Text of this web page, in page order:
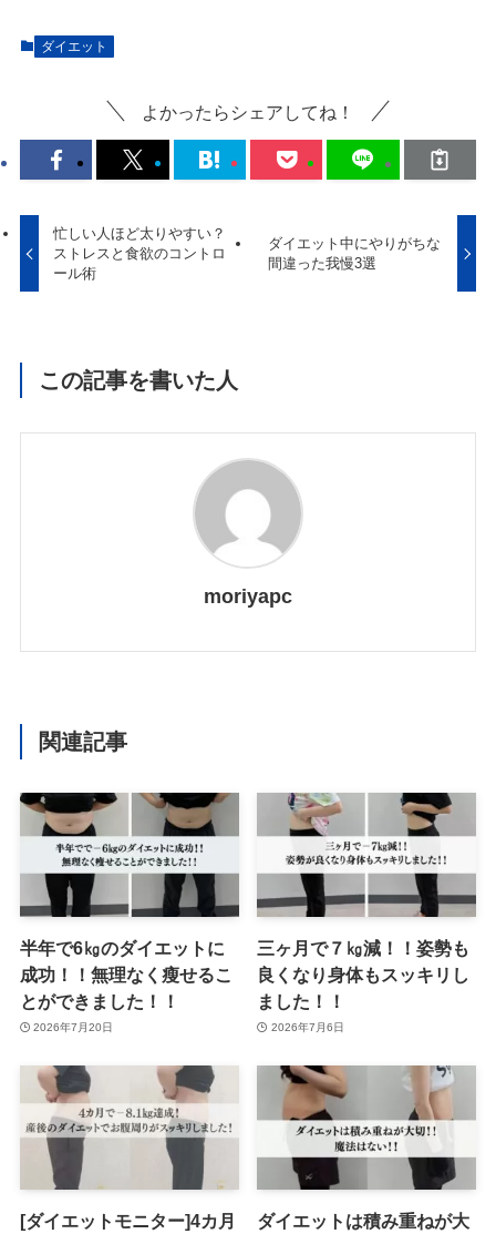
ダイエット
よかったらシェアしてね！
忙しい人ほど太りやすい？
ストレスと食欲のコントロ
ール術
ダイエット中にやりがちな
間違った我慢3選
この記事を書いた人
moriyapc
関連記事
半年で6㎏のダイエットに
成功！！無理なく瘦せるこ
とができました！！
2026年7月20日
三ヶ月で７㎏減！！姿勢も
良くなり身体もスッキリし
ました！！
2026年7月6日
[ダイエットモニター]4カ月
ダイエットは積み重ねが大